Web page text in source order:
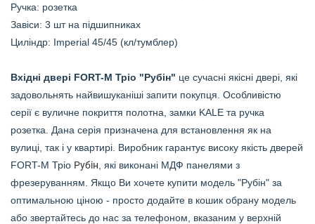
Ручка: розетка
Завіси: 3 шт на підшипниках
Циліндр: Imperial 45/45 (кл/тумблер)
Вхідні двері FORT-M Тріо "Рубін" це сучасні якісні двері, які
задовольнять найвишуканіші запити покупця. Особливістю
серії є вуличне покриття полотна, замки KALE та ручка
розетка. Дана серія призначена для встановлення як на
вулиці, так і у квартирі. Виробник гарантує високу якість дверей
FORT-M Тріо Рубін , які виконані МДФ панелями з
фрезеруванням. Якщо Ви хочете купити модель "Рубін" за
оптимальною ціною - просто додайте в кошик обрану модель
або звертайтесь до нас за телефоном, вказаним у верхній